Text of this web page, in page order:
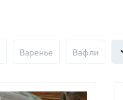
Варенье Вафли